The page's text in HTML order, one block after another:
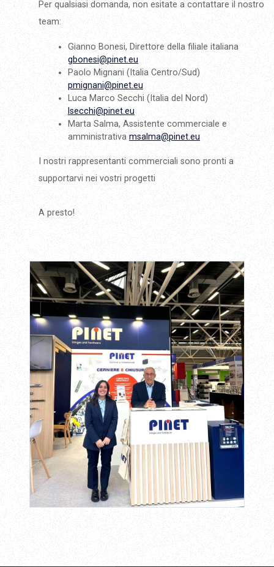
Per qualsiasi domanda, non esitate a contattare il nostro
team:
Gianno Bonesi, Direttore della filiale italiana
gbonesi@pinet.eu
Paolo Mignani (Italia Centro/Sud)
pmignani@pinet.eu
Luca Marco Secchi (Italia del Nord)
lsecchi@pinet.eu
Marta Salma, Assistente commerciale e
amministrativa msalma@pinet.eu
I nostri rappresentanti commerciali sono pronti a
supportarvi nei vostri progetti
A presto!